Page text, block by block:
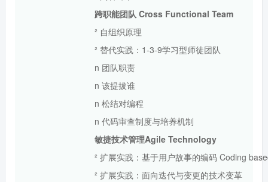
跨职能团队 Cross Functional Team
² 自组织原理
² 替代实践：1-3-9学习型师徒团队
n 团队职责
n 该提拔谁
n 松结对编程
n 代码审查制度与培养机制
敏捷技术管理Agile Technology
² 扩展实践：基于用户故事的编码 Coding
² 扩展实践：面向迭代与变更的技术变革